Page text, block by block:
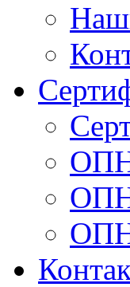
ОПН
ОПН